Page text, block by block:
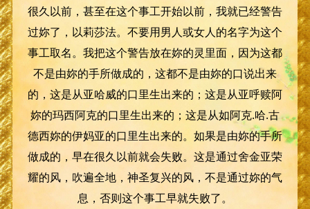
很久以前，甚至在这个事工开始以前，我就已经警告
过妳了，以莉莎法。不要用男人或女人的名字为这个
事工取名。我把这个警告放在妳的灵里面，因为这都
不是由妳的手所做成的，这都不是由妳的口说出来
的，这是从亚哈威的口里生出来的；这是从亚呼赎阿
妳的玛西阿克的口里生出来的；这是从如阿克.哈.古
德西妳的伊妈亚的口里生出来的。如果是由妳的手所
做成的，早在很久以前就会失败。这是通过舍金亚荣
耀的风，吹遍全地，神圣复兴的风，不是通过妳的气
息，否则这个事工早就失败了。